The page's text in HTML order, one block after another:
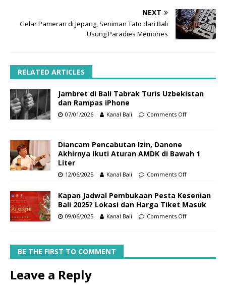
NEXT
Gelar Pameran di Jepang, Seniman Tato dari Bali
Usung Paradies Memories
RELATED ARTICLES
Jambret di Bali Tabrak Turis Uzbekistan
dan Rampas iPhone
07/01/2026 Kanal Bali Comments Off
Diancam Pencabutan Izin, Danone
Akhirnya Ikuti Aturan AMDK di Bawah 1
Liter
12/06/2025 Kanal Bali Comments Off
Kapan Jadwal Pembukaan Pesta Kesenian
Bali 2025? Lokasi dan Harga Tiket Masuk
09/06/2025 Kanal Bali Comments Off
BE THE FIRST TO COMMENT
Leave a Reply